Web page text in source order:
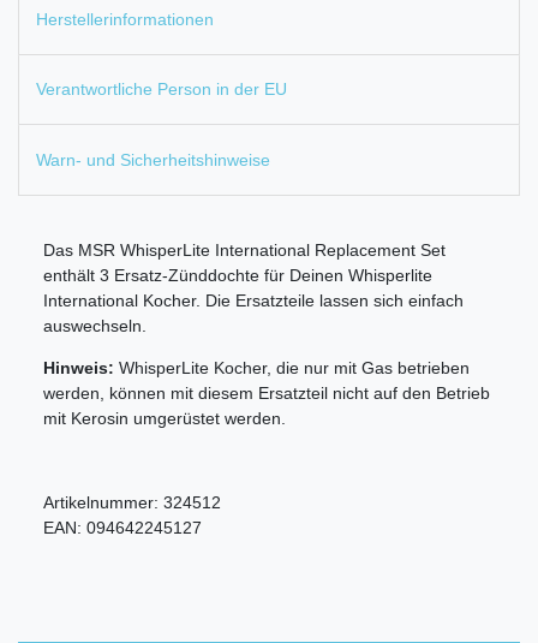
Herstellerinformationen
Verantwortliche Person in der EU
Warn- und Sicherheitshinweise
Das MSR WhisperLite International Replacement Set
enthält 3 Ersatz-Zünddochte für Deinen Whisperlite
International Kocher. Die Ersatzteile lassen sich einfach
auswechseln.
Hinweis: WhisperLite Kocher, die nur mit Gas betrieben
werden, können mit diesem Ersatzteil nicht auf den Betrieb
mit Kerosin umgerüstet werden.
Artikelnummer: 324512
EAN: 094642245127